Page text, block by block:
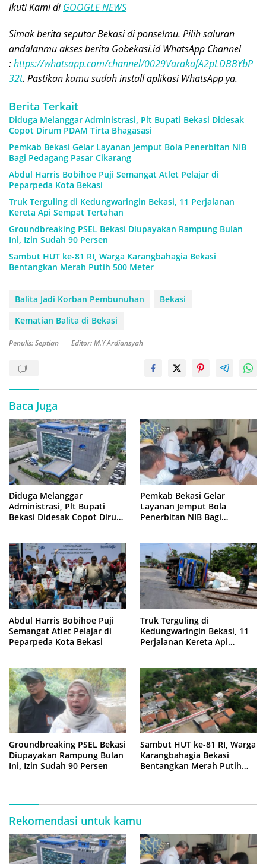
Ikuti Kami diGOOGLE NEWS
Simak berita seputar Bekasi di ponselmu. Pilih saluran
andalanmu akses berita Gobekasi.id WhatsApp Channel
:https://whatsapp.com/channel/0029VarakafA2pLDBBYbP
32t. Pastikan kamu sudah install aplikasi WhatsApp ya.
Berita Terkait
Diduga Melanggar Administrasi, Plt Bupati Bekasi Didesak
Copot Dirum PDAM Tirta Bhagasasi
Pemkab Bekasi Gelar Layanan Jemput Bola Penerbitan NIB
Bagi Pedagang Pasar Cikarang
Abdul Harris Bobihoe Puji Semangat Atlet Pelajar di
Peparpeda Kota Bekasi
Truk Terguling di Kedungwaringin Bekasi, 11 Perjalanan
Kereta Api Sempat Tertahan
Groundbreaking PSEL Bekasi Diupayakan Rampung Bulan
Ini, Izin Sudah 90 Persen
Sambut HUT ke-81 RI, Warga Karangbahagia Bekasi
Bentangkan Merah Putih 500 Meter
Balita Jadi Korban Pembunuhan
Bekasi
Kematian Balita di Bekasi
Penulis: Septian Editor: M.Y Ardiansyah
Baca Juga
Diduga Melanggar
Administrasi, Plt Bupati
Bekasi Didesak Copot Dirum
Pemkab Bekasi Gelar
Layanan Jemput Bola
Penerbitan NIB Bagi
Abdul Harris Bobihoe Puji
Semangat Atlet Pelajar di
Peparpeda Kota Bekasi
Truk Terguling di
Kedungwaringin Bekasi, 11
Perjalanan Kereta Api
Groundbreaking PSEL Bekasi
Diupayakan Rampung Bulan
Ini, Izin Sudah 90 Persen
Sambut HUT ke-81 RI, Warga
Karangbahagia Bekasi
Bentangkan Merah Putih
Rekomendasi untuk kamu